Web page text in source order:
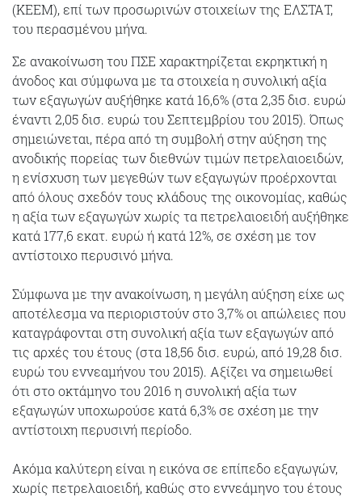
(ΚΕΕΜ), επί των προσωρινών στοιχείων της ΕΛΣΤΑΤ,
του περασμένου μήνα.
Σε ανακοίνωση του ΠΣΕ χαρακτηρίζεται εκρηκτική η
άνοδος και σύμφωνα με τα στοιχεία η συνολική αξία
των εξαγωγών αυξήθηκε κατά 16,6% (στα 2,35 δισ. ευρώ
έναντι 2,05 δισ. ευρώ του Σεπτεμβρίου του 2015). Όπως
σημειώνεται, πέρα από τη συμβολή στην αύξηση της
ανοδικής πορείας των διεθνών τιμών πετρελαιοειδών,
η ενίσχυση των μεγεθών των εξαγωγών προέρχονται
από όλους σχεδόν τους‭‭ ‬κλάδους‭‭ ‬της ‬οικονομίας, ‬καθώς‭
‬η‭ ‬αξία‭ ‬‬των‭ ‬εξαγωγών‭ ‬χωρίς ‬τα‭ ‬πετρελαιοειδή αυξήθηκε
κατά 177,6 εκατ. ευρώ ή κατά 12%, σε σχέση με τον
αντίστοιχο περυσινό μήνα.
Σύμφωνα με την ανακοίνωση, η μεγάλη αύξηση είχε ως
αποτέλεσμα να περιοριστούν στο 3,7% οι απώλειες που
καταγράφονται στη συνολική αξία των εξαγωγών από
τις αρχές του έτους (στα 18,56 δισ. ευρώ, από 19,28 δισ.
ευρώ του εννεαμήνου του 2015). Αξίζει να σημειωθεί
ότι στο οκτάμηνο του 2016 η συνολική αξία των
εξαγωγών υποχωρούσε κατά 6,3% σε σχέση με την
αντίστοιχη περυσινή περίοδο.
Ακόμα καλύτερη είναι η εικόνα σε επίπεδο εξαγωγών,
χωρίς πετρελαιοειδή, καθώς στο εννεάμηνο του έτους